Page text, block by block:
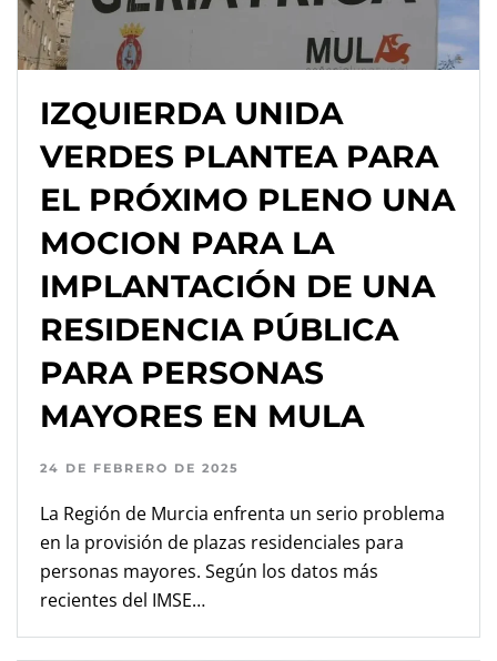
IZQUIERDA UNIDA
VERDES PLANTEA PARA
EL PRÓXIMO PLENO UNA
MOCION PARA LA
IMPLANTACIÓN DE UNA
RESIDENCIA PÚBLICA
PARA PERSONAS
MAYORES EN MULA
24 DE FEBRERO DE 2025
La Región de Murcia enfrenta un serio problema
en la provisión de plazas residenciales para
personas mayores. Según los datos más
recientes del IMSE…